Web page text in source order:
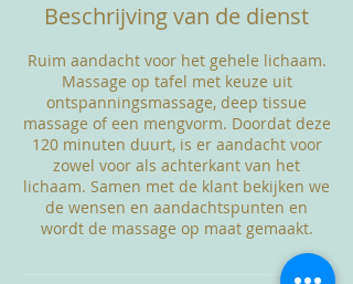
Beschrijving van de dienst
Ruim aandacht voor het gehele lichaam.
Massage op tafel met keuze uit
ontspanningsmassage, deep tissue
massage of een mengvorm. Doordat deze
120 minuten duurt, is er aandacht voor
zowel voor als achterkant van het
lichaam. Samen met de klant bekijken we
de wensen en aandachtspunten en
wordt de massage op maat gemaakt.